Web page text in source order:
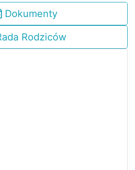
Dokumenty
Rodziców